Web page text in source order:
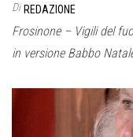
Di REDAZIONE
Frosinone – Vigili del
in versione Babbo